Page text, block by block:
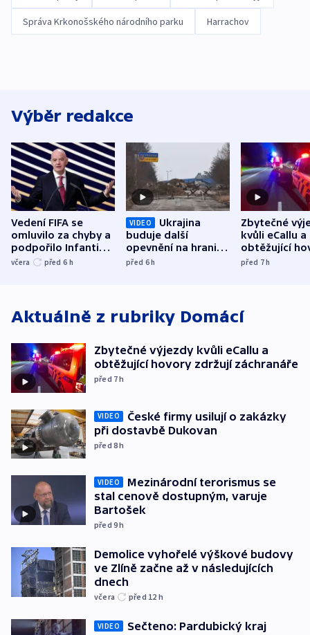
Správa Krkonošského národního parku Harrachov
Výběr redakce
Vedení FIFA se
omluvilo za chyby a
podpořilo Infantina.
UEFA trvá na
včera před 6 h
VIDEO
Ukrajina
buduje další
opevnění na hranici
s Běloruskem
před 6h
Zbytečné
kvůli eCallu a
obtěžující
zdržují
před 7h
Aktuálně z rubriky Domácí
Zbytečné výjezdy kvůli eCallu a
obtěžující hovory zdržují záchranáře
před 7h
VIDEO
České firmy usilují o zakázky
při dostavbě Dukovan
před 8h
VIDEO
Mezinárodní terorismus se
stal cenově dostupným, varuje
Bartošek
před 9h
Demolice vyhořelé výškové budovy
ve Zlíně začne až v následujících
dnech
včera před 12 h
VIDEO Sečteno: Pardubický kraj